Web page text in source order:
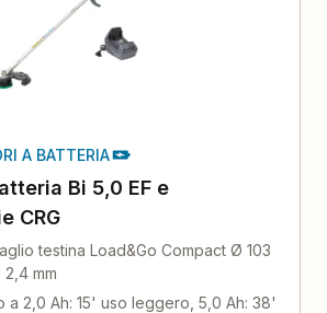
A BATTERIA
Bi 5,0 EF e
CRG
testina Load&Go Compact Ø 103
mm
a 2,0 Ah: 15' uso leggero, 5,0 Ah: 38'